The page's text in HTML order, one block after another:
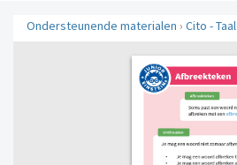
Ondersteunende materialen › Cito - Taal